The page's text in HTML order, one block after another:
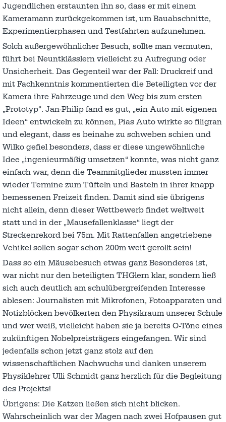
Jugendlichen erstaunten ihn so, dass er mit einem
Kameramann zurückgekommen ist, um Bauabschnitte,
Experimentierphasen und Testfahrten aufzunehmen.
Solch außergewöhnlicher Besuch, sollte man vermuten,
führt bei Neuntklässlern vielleicht zu Aufregung oder
Unsicherheit. Das Gegenteil war der Fall: Druckreif und
mit Fachkenntnis kommentierten die Beteiligten vor der
Kamera ihre Fahrzeuge und den Weg bis zum ersten
„Prototyp“. Jan-Philip fand es gut, „ein Auto mit eigenen
Ideen“ entwickeln zu können, Pias Auto wirkte so filigran
und elegant, dass es beinahe zu schweben schien und
Wilko gefiel besonders, dass er diese ungewöhnliche
Idee „ingenieurmäßig umsetzen“ konnte, was nicht ganz
einfach war, denn die Teammitglieder mussten immer
wieder Termine zum Tüfteln und Basteln in ihrer knapp
bemessenen Freizeit finden. Damit sind sie übrigens
nicht allein, denn dieser Wettbewerb findet weltweit
statt und in der „Mausefallenklasse“ liegt der
Streckenrekord bei 75m. Mit Rattenfallen angetriebene
Vehikel sollen sogar schon 200m weit gerollt sein!
Dass so ein Mäusebesuch etwas ganz Besonderes ist,
war nicht nur den beteiligten THGlern klar, sondern ließ
sich auch deutlich am schulübergreifenden Interesse
ablesen: Journalisten mit Mikrofonen, Fotoapparaten und
Notizblöcken bevölkerten den Physikraum unserer Schule
und wer weiß, vielleicht haben sie ja bereits O-Töne eines
zukünftigen Nobelpreisträgers eingefangen. Wir sind
jedenfalls schon jetzt ganz stolz auf den
wissenschaftlichen Nachwuchs und danken unserem
Physiklehrer Ulli Schmidt ganz herzlich für die Begleitung
des Projekts!
Übrigens: Die Katzen ließen sich nicht blicken.
Wahrscheinlich war der Magen nach zwei Hofpausen gut